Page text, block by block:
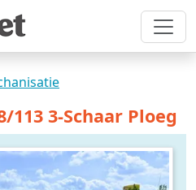
113 3-Schaar Ploeg